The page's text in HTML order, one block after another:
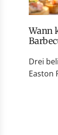
Wann kommen Baby Back Rib, Smoky Peach Whiskey und Honey
Drei
Easton